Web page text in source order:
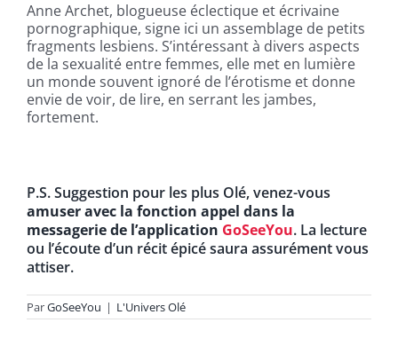
Anne Archet, blogueuse éclectique et écrivaine
pornographique, signe ici un assemblage de petits
fragments lesbiens. S’intéressant à divers aspects
de la sexualité entre femmes, elle met en lumière
un monde souvent ignoré de l’érotisme et donne
envie de voir, de lire, en serrant les jambes,
fortement.
P.S. Suggestion pour les plus Olé, venez-vous
amuser avec la fonction appel dans la
messagerie de l’application GoSeeYou. La lecture
ou l’écoute d’un récit épicé saura assurément vous
attiser.
ParGoSeeYou | L'Univers Olé